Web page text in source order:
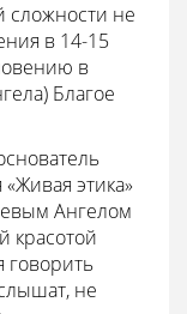
сложности не
в 14-15
в
Благое
этика»
Ангелом
красотой
говорить
не